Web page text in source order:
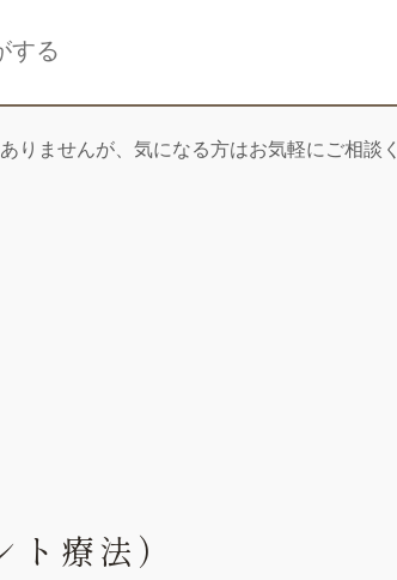
する
りませんが、気になる方はお気軽にご相談
療法）